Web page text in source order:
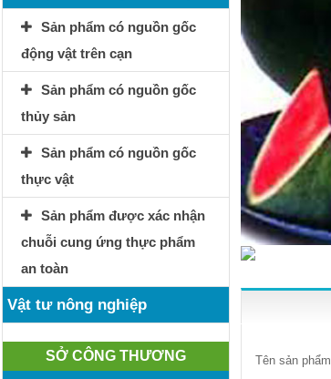
Sản phẩm có nguồn gốc
động vật trên cạn
Sản phẩm có nguồn gốc
thủy sản
Sản phẩm có nguồn gốc
thực vật
Sản phẩm được xác nhận
chuỗi cung ứng thực phẩm
an toàn
Vật tư nông nghiệp
SỞ CÔNG THƯƠNG Tên sản phẩm